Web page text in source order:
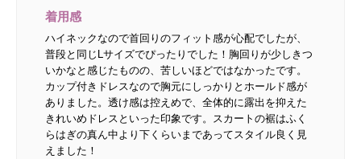
着用感
ハイネックなので首回りのフィット感が心配でしたが、
普段と同じLサイズでぴったりでした！胸回りが少しきつ
いかなと感じたものの、苦しいほどではなかったです。
カップ付きドレスなので胸元にしっかりとホールド感が
ありました。透け感は控えめで、全体的に露出を抑えた
きれいめドレスといった印象です。スカートの裾はふく
らはぎの真ん中より下くらいまであってスタイル良く見
えました！